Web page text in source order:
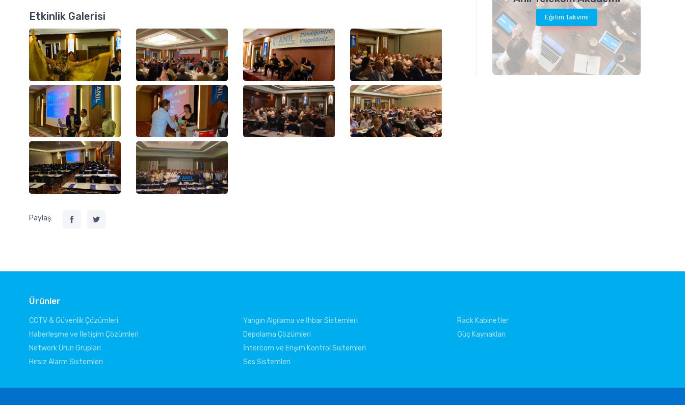
Etkinlik Galerisi
Paylaş:
Eğitim Takvimi
Ürünler
CCTV & Güvenlik Çözümleri
Haberleşme ve İletişim Çözümleri
Network Ürün Grupları
Hırsız Alarm Sistemleri
Yangın Algılama ve İhbar Sistemleri
Depolama Çözümleri
İntercom ve Erişim Kontrol Sistemleri
Ses Sistemleri
Rack Kabinetler
Güç Kaynakları